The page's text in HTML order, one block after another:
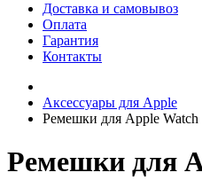
Доставка и самовывоз
Оплата
Гарантия
Контакты
Аксессуары для Apple
Ремешки для Apple Watch
Ремешки для